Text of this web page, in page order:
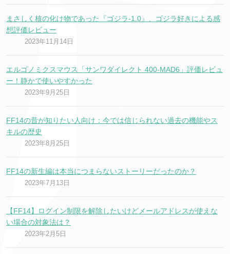
まさしく核の化け物であった『ゴジラ-1.0』、ゴジラ好きによる感
想評価レビュー
2023年11月14日
エルゴノミクスマウス「サンワダイレクト 400-MAD6」評価レビュ
ー！静かで使いやすかった
2023年9月25日
FF14の昔が知りたい人向け：今では信じられない過去の機能やス
キルの歴史
2023年8月25日
FF14の新生編は本当につまらないストーリーだったのか？
2023年7月13日
【FF14】ログイン制限を解除したいけどメールアドレスが使えな
い場合の対象法は？
2023年2月5日